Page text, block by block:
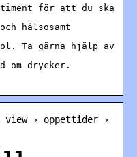
för att du ska
hälsosamt
Ta gärna hjälp av
om drycker.
› oppettider ›